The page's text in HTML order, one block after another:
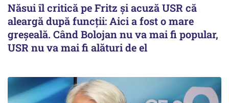
Năsui îl critică pe Fritz și acuză USR că
aleargă după funcții: Aici a fost o mare
greșeală. Când Bolojan nu va mai fi popular,
USR nu va mai fi alături de el